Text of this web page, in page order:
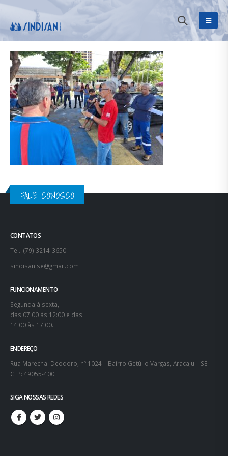
FALE CONOSCO
CONTATOS
Tel.: (79) 3214-3650
sindisan.se@gmail.com
FUNCIONAMENTO
Segunda à sexta,
das 07:00 às 12:00 e das
14:00 às 17:00.
ENDEREÇO
Rua Marechal Deodoro, nº 1024 – Bairro Getúlio Vargas, Aracaju – SE.
CEP: 49055-400
SIGA NOSSAS REDES